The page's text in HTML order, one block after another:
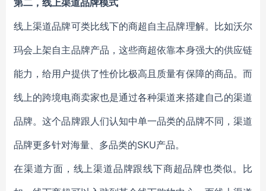
第二，线上渠道品牌模式
线上渠道品牌可类比线下的商超自主品牌理解。比如沃尔
玛会上架自主品牌产品，这些商超依靠本身强大的供应链
能力，给用户提供了性价比极高且质量有保障的商品。而
线上的跨境电商卖家也是通过各种渠道来搭建自己的渠道
品牌。这个品牌跟人们认知中单一品类的品牌不同，渠道
品牌更多针对海量、多品类的SKU产品。
在渠道方面，线上渠道品牌跟线下商超品牌也类似。比